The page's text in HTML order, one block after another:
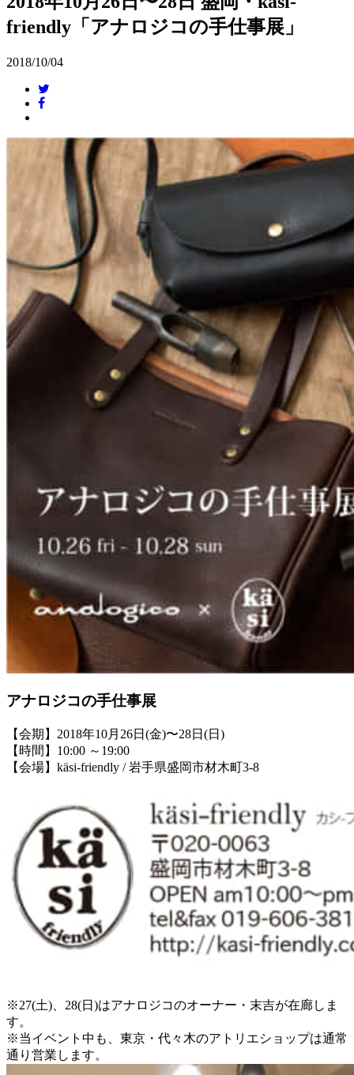
friendly「アナロジコの手仕事展」
2018/10/04
アナロジコの手仕事展
【会期】2018年10月26日(金)〜28日(日)
【時間】10:00 ～19:00
【会場】käsi-friendly / 岩手県盛岡市材木町3-8
※27(土)、28(日)はアナロジコのオーナー・末吉が在廊しま
す。
※当イベント中も、東京・代々木のアトリエショップは通常
通り営業します。